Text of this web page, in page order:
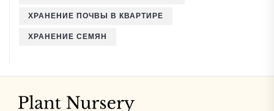
ХРАНЕНИЕ ПОЧВЫ В КВАРТИРЕ
ХРАНЕНИЕ СЕМЯН